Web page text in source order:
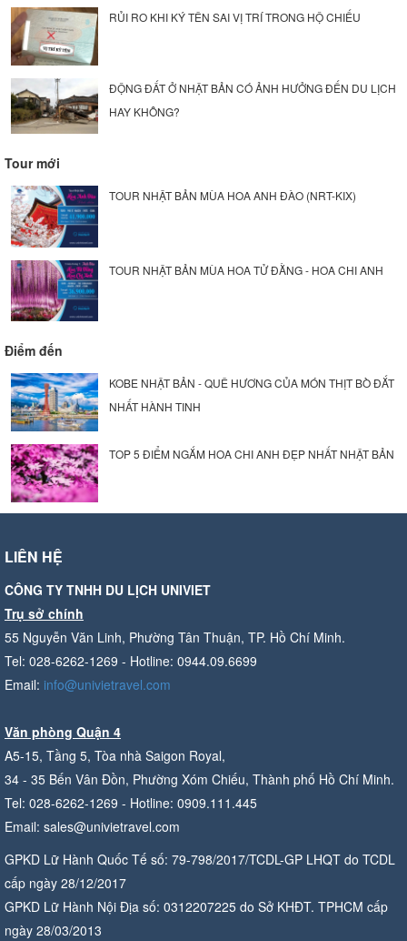
RỦI RO KHI KÝ TÊN SAI VỊ TRÍ TRONG HỘ CHIẾU
ĐỘNG ĐẤT Ở NHẬT BẢN CÓ ẢNH HƯỞNG ĐẾN DU LỊCH
HAY KHÔNG?
Tour mới
TOUR NHẬT BẢN MÙA HOA ANH ĐÀO (NRT-KIX)
TOUR NHẬT BẢN MÙA HOA TỬ ĐẰNG - HOA CHI ANH
Điểm đến
KOBE NHẬT BẢN - QUÊ HƯƠNG CỦA MÓN THỊT BÒ ĐẮT
NHẤT HÀNH TINH
TOP 5 ĐIỂM NGẮM HOA CHI ANH ĐẸP NHẤT NHẬT BẢN
LIÊN HỆ
CÔNG TY TNHH DU LỊCH UNIVIET
Trụ sở chính
55 Nguyễn Văn Linh, Phường Tân Thuận, TP. Hồ Chí Minh.
Tel: 028-6262-1269 - Hotline: 0944.09.6699
Email: info@univietravel.com
Văn phòng Quận 4
A5-15, Tầng 5, Tòa nhà Saigon Royal,
34 - 35 Bến Vân Đồn, Phường Xóm Chiếu, Thành phố Hồ Chí Minh.
Tel: 028-6262-1269 - Hotline: 0909.111.445
Email: sales@univietravel.com
GPKD Lữ Hành Quốc Tế số: 79-798/2017/TCDL-GP LHQT do TCDL
cấp ngày 28/12/2017
GPKD Lữ Hành Nội Địa số: 0312207225 do Sở KHĐT. TPHCM cấp
ngày 28/03/2013